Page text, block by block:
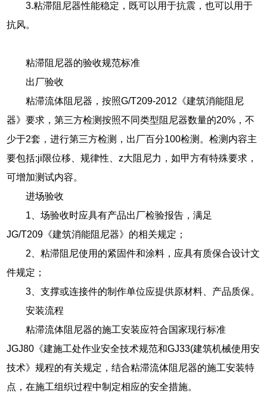
3.粘滞阻尼器性能稳定，既可以用于抗震，也可以用于
抗风。
粘滞阻尼器的验收规范标准
出厂验收
粘滞流体阻尼器，按照G/T209-2012《建筑消能阻尼
器》要求，第三方检测按照不同类型阻尼器数量的20%，不
少于2套，进行第三方检测，出厂百分100检测。检测内容主
要包括:ji限位移、规律性、z大阻尼力，如甲方有特殊要求，
可增加测试内容。
进场验收
1、场验收时应具有产品出厂检验报告，满足
JG/T209《建筑消能阻尼器》的相关规定；
2、粘滞阻尼使用的紧固件和涂料，应具有质保合设计文
件规定；
3、支撑或连接件的制作单位应提供原材料、产品质保。
安装流程
粘滞流体阻尼器的施工安装应符合国家现行标准
JGJ80《建施工处作业安全技术规范和GJ33(建筑机械使用安
技术》规程的有关规定，结合粘滞流体阻尼器的施工安装特
点，在施工组织过程中制定相应的安全措施。